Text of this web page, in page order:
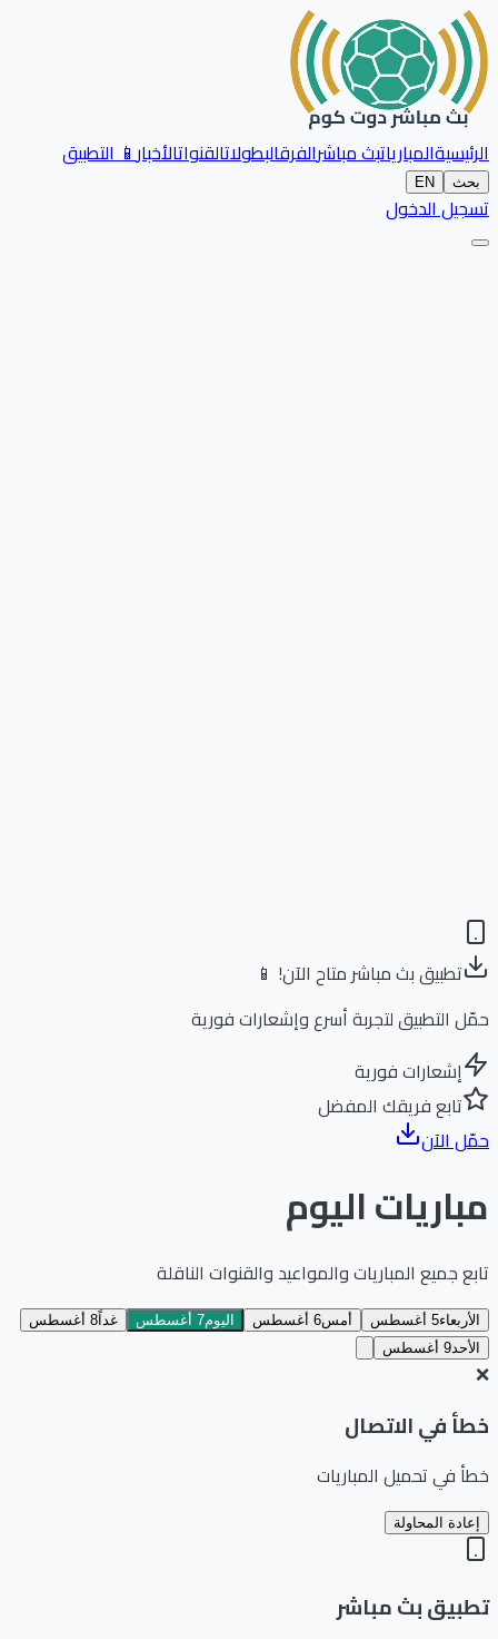
الرئيسيةالمبارياتبث مباشرالفرقالبطولاتالقنواتالأخبار📱 التطبيق
بحث EN
تسجيل الدخول
تطبيق بث مباشر متاح الآن! 📱
حمّل التطبيق لتجربة أسرع وإشعارات فورية
إشعارات فورية
تابع فريقك المفضل
حمّل الآن
مباريات اليوم
تابع جميع المباريات والمواعيد والقنوات الناقلة
الأربعاء5 أغسطس أمس6 أغسطس اليوم7 أغسطس غداً 8 أغسطس
الأحد9 أغسطس
التاريخ المحدد:
❌
خطأ في الاتصال
خطأ في تحميل المباريات
إعادة المحاولة
تطبيق بث مباشر